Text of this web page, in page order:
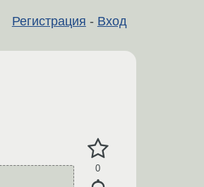
Регистрация - Вход
0